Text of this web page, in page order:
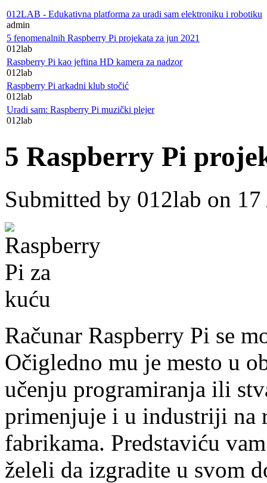
012LAB - Edukativna platforma za uradi sam elektroniku i robotiku
admin
5 fenomenalnih Raspberry Pi projekata za jun 2021
012lab
Raspberry Pi kao jeftina HD kamera za nadzor
012lab
Raspberry Pi arkadni klub stočić
012lab
Uradi sam: Raspberry Pi muzički plejer
012lab
5 Raspberry Pi
Submitted by 012lab on
Računar Raspberry Pi se
Očigledno mu je mesto u
učenju programiranja ili
primenjuje i u industriji na
fabrikama. Predstaviću
želeli da izgradite u svom